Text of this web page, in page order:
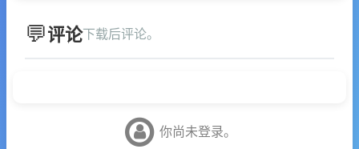
评论下载后评论。
你尚未登录。